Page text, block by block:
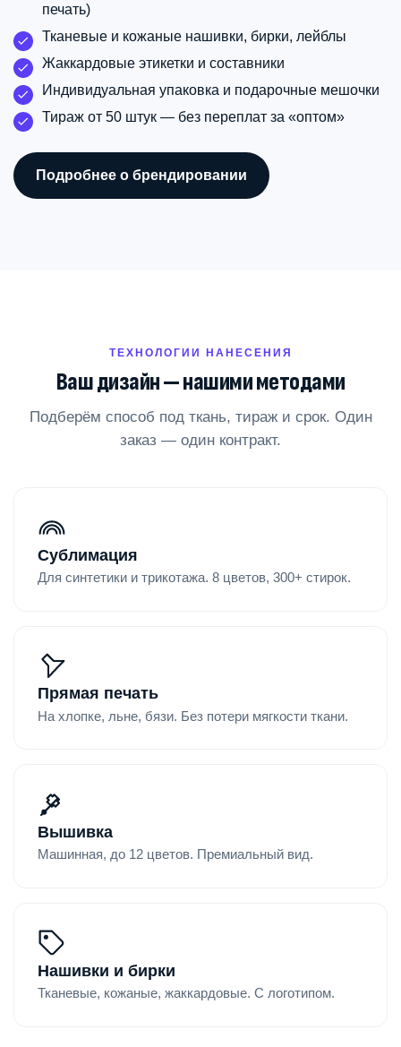
печать)
Тканевые и кожаные нашивки, бирки, лейблы
Жаккардовые этикетки и составники
Индивидуальная упаковка и подарочные мешочки
Тираж от 50 штук — без переплат за «оптом»
Подробнее о брендировании
ТЕХНОЛОГИИ НАНЕСЕНИЯ
Ваш дизайн — нашими методами
Подберём способ под ткань, тираж и срок. Один
заказ — один контракт.
Сублимация
Для синтетики и трикотажа. 8 цветов, 300+ стирок.
Прямая печать
На хлопке, льне, бязи. Без потери мягкости ткани.
Вышивка
Машинная, до 12 цветов. Премиальный вид.
Нашивки и бирки
Тканевые, кожаные, жаккардовые. С логотипом.